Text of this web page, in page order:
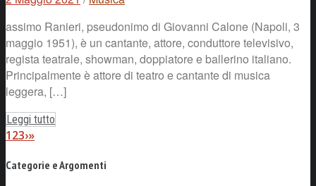
assimo Ranieri, pseudonimo di Giovanni Calone (Napoli, 3
maggio 1951), è un cantante, attore, conduttore televisivo,
regista teatrale, showman, doppiatore e ballerino italiano.
Principalmente è attore di teatro e cantante di musica
leggera, […]
Leggi tutto
123›»
Categorie e Argomenti